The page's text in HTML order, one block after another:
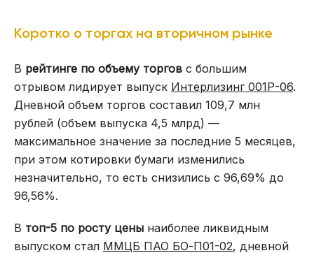
Коротко о торгах на вторичном рынке
В рейтинге по объему торгов с большим
отрывом лидирует выпуск Интерлизинг 001Р-06.
Дневной объем торгов составил 109,7 млн
рублей (объем выпуска 4,5 млрд) —
максимальное значение за последние 5 месяцев,
при этом котировки бумаги изменились
незначительно, то есть снизились с 96,69% до
96,56%.
В топ-5 по росту цены наиболее ликвидным
выпуском стал ММЦБ ПАО БО-П01-02, дневной